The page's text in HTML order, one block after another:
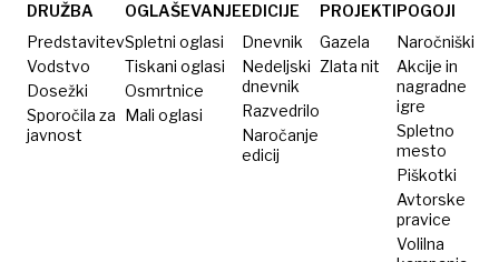
umrla
nesrečo
v bližini
gimnazije
DRUŽBA
Predstavitev
Vodstvo
Dosežki
Sporočila za
javnost
OGLAŠEVANJE
Spletni oglasi
Tiskani oglasi
Osmrtnice
Mali oglasi
EDICIJE
Dnevnik
Nedeljski
dnevnik
Razvedrilo
Naročanje
edicij
PROJEKTI
Gazela
Zlata nit
POGOJI
Naročniški
Akcije in
nagradne
igre
Spletno
mesto
Piškotki
Avtorske
pravice
Volilna